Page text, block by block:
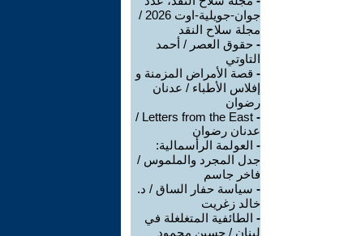
جوان-جويلية-اوت 2026 /
مجلة سلاح النقد
- حقوق العصر / أحمد
التاوتي
- قصة الأمراض المزمنة و
إفلاس الأطباء / عدنان
رضوان
-
Letters from the East /
عدنان رضوان
- العولمة الرأسمالية:
جدل المجرد والملموس /
فاخر جاسم
- سياسة حفار الساق / د.
خالد زغريت
- الطائفية المتغلغلة في
لبنان / حسين محمود